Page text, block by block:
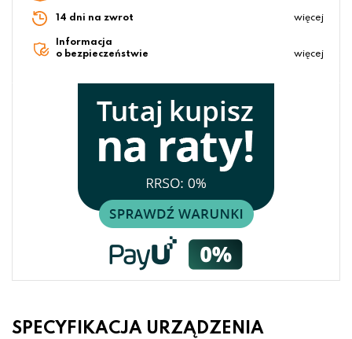
14 dni na zwrot więcej
Informacja
o bezpieczeństwie
więcej
SPECYFIKACJA URZĄDZENIA